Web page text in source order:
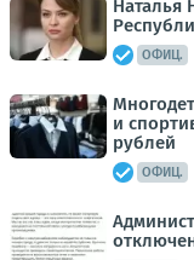
Наталья
ОФИЦ.
и
рублей
ОФИЦ.